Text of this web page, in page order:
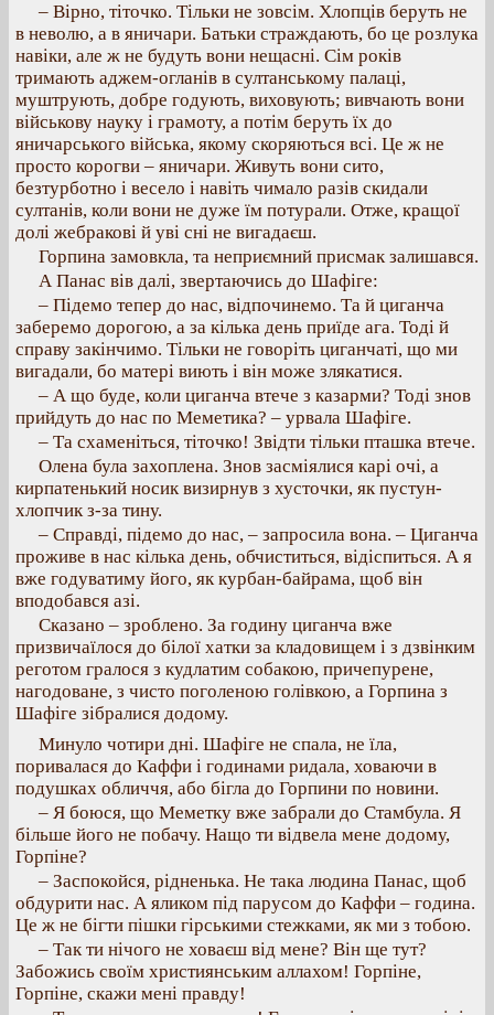
– Вірно, тіточко. Тільки не зовсім. Хлопців беруть не
в неволю, а в яничари. Батьки страждають, бо це розлука
навіки, але ж не будуть вони нещасні. Сім років
тримають аджем-огланів в султанському палаці,
муштрують, добре годують, виховують; вивчають вони
військову науку і грамоту, а потім беруть їх до
яничарського війська, якому скоряються всі. Це ж не
просто корогви – яничари. Живуть вони сито,
безтурботно і весело і навіть чимало разів скидали
султанів, коли вони не дуже їм потурали. Отже, кращої
долі жебракові й уві сні не вигадаєш.
Горпина замовкла, та неприємний присмак залишався.
А Панас вів далі, звертаючись до Шафіге:
– Підемо тепер до нас, відпочинемо. Та й циганча
заберемо дорогою, а за кілька день приїде ага. Тоді й
справу закінчимо. Тільки не говоріть циганчаті, що ми
вигадали, бо матері виють і він може злякатися.
– А що буде, коли циганча втече з казарми? Тоді знов
прийдуть до нас по Меметика? – урвала Шафіге.
– Та схаменіться, тіточко! Звідти тільки пташка втече.
Олена була захоплена. Знов засміялися карі очі, а
кирпатенький носик визирнув з хусточки, як пустун-
хлопчик з-за тину.
– Справді, підемо до нас, – запросила вона. – Циганча
проживе в нас кілька день, обчиститься, відіспиться. А я
вже годуватиму його, як курбан-байрама, щоб він
вподобався азі.
Сказано – зроблено. За годину циганча вже
призвичаїлося до білої хатки за кладовищем і з дзвінким
реготом гралося з кудлатим собакою, причепурене,
нагодоване, з чисто поголеною голівкою, а Горпина з
Шафіге зібралися додому.
Минуло чотири дні. Шафіге не спала, не їла,
поривалася до Каффи і годинами ридала, ховаючи в
подушках обличчя, або бігла до Горпини по новини.
– Я боюся, що Меметку вже забрали до Стамбула. Я
більше його не побачу. Нащо ти відвела мене додому,
Горпіне?
– Заспокойся, рідненька. Не така людина Панас, щоб
обдурити нас. А яликом під парусом до Каффи – година.
Це ж не бігти пішки гірськими стежками, як ми з тобою.
– Так ти нічого не ховаєш від мене? Він ще тут?
Забожись своїм християнським аллахом! Горпіне,
Горпіне, скажи мені правду!